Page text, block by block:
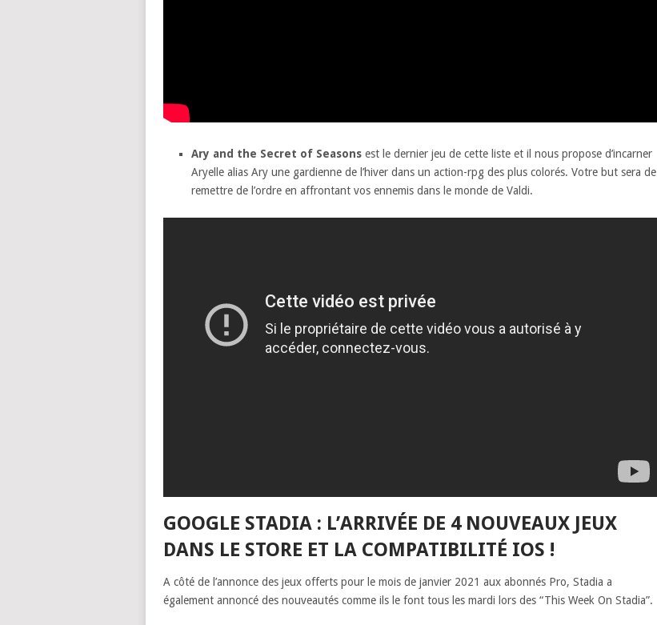
Ary and the Secret of Seasonsest le dernier jeu de cette liste et il nous propose d’incarner
Aryelle alias Ary une gardienne de l’hiver dans un action-rpg des plus colorés. Votre but sera de
remettre de l’ordre en affrontant vos ennemis dans le monde de Valdi.
GOOGLE STADIA : L’ARRIVÉE DE 4 NOUVEAUX JEUX
DANS LE STORE ET LA COMPATIBILITÉ IOS !
A côté de l’annonce des jeux offerts pour le mois de janvier 2021 aux abonnés Pro, Stadia a
également annoncé des nouveautés comme ils le font tous les mardi lors des “This Week On Stadia”.